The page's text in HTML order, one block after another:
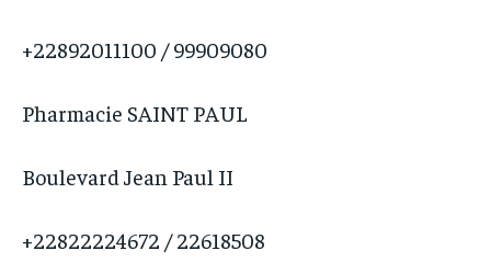
+22892011100 / 99909080
Pharmacie SAINT PAUL
Boulevard Jean Paul II
+22822224672 / 22618508